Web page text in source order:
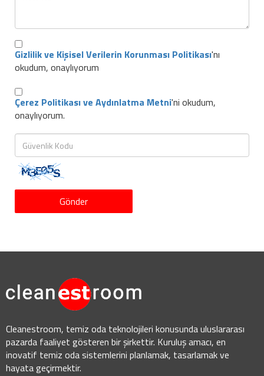
Gizlilik ve Kişisel Verilerin Korunması Politikası'nı
okudum, onaylıyorum
Çerez Politikası ve Aydınlatma Metni'ni okudum,
onaylıyorum.
Gönder
Cleanestroom, temiz oda teknolojileri konusunda uluslararası
pazarda faaliyet gösteren bir şirkettir. Kuruluş amacı, en
inovatif temiz oda sistemlerini planlamak, tasarlamak ve
hayata geçirmektir.